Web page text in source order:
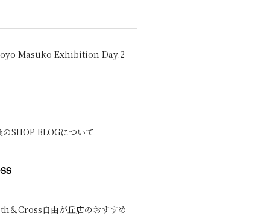
Masuko Exhibition Day.2
のSHOP BLOGについて
＆Cross自由が丘店のおすすめ